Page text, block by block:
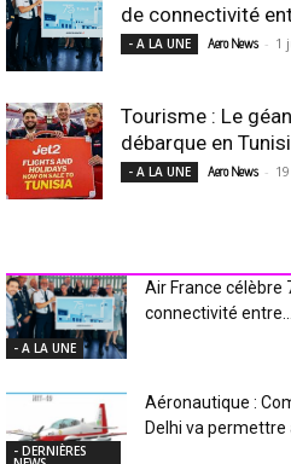
de connectivité
- A LA UNE Aero News - 1
Tourisme : Le
débarque en
- A LA UNE Aero News -
- A LA UNE
Air France célèbre
connectivité entre...
- DERNIÈRES
Aéronautique :
Delhi va permettre